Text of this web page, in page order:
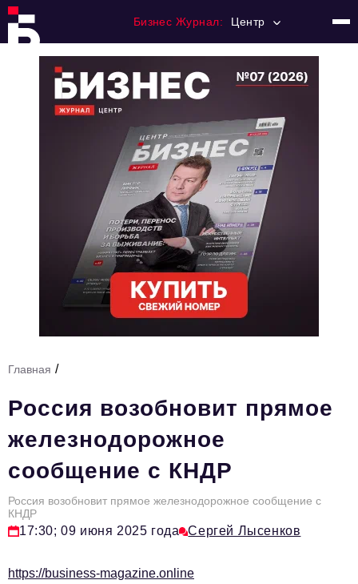
Бизнес Журнал: Центр
Регулирование
Премия "Тульский Бизнес"
История тульского предпринимательства
Тема номера
HR
Персона номера
Инфраструктура развития
Технологии и тренды
Главная /
Россия возобновит прямое
железнодорожное
сообщение с КНДР
Россия возобновит прямое железнодорожное сообщение с
КНДР
17:30; 09 июня 2025 года Сергей Лысенков
https://business-magazine.online